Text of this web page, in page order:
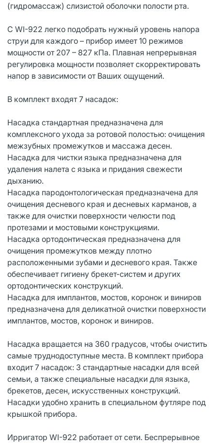
(гидромассаж) слизистой оболочки полости рта.
С WI-922 легко подобрать нужный уровень напора
струи для каждого – прибор имеет 10 режимов
мощности от 207 – 827 кПа. Плавная непрерывная
регулировка мощности позволяет скорректировать
напор в зависимости от Ваших ощущений.
В комплект входят 7 насадок:
Насадка стандартная предназначена для
комплексного ухода за ротовой полостью: очищения
межзубных промежутков и массажа десен.
Насадка для чистки языка предназначена для
удаления налета с языка и придания свежести
дыханию.
Насадка пародонтологическая предназначена для
очищения десневого края и десневых карманов, а
также для очистки поверхности челюсти под
протезами и мостовыми конструкциями.
Насадка ортодонтическая предназначена для
очищения промежутков между плотно
расположенными зубами и десневого края. Также
обеспечивает гигиену брекет-систем и других
ортодонтических конструкций.
Насадка для имплантов, мостов, коронок и виниров
предназначена для деликатной очистки поверхности
имплантов, мостов, коронок и виниров.
Насадка вращается на 360 градусов, чтобы очистить
самые труднодоступные места. В комплект прибора
входит 7 насадок: 3 стандартные насадки для всей
семьи, а также специальные насадки для языка,
брекетов, десен, искусственных конструкций.
Насадки удобно хранить в специальном футляре под
крышкой прибора.
Ирригатор WI-922 работает от сети. Беспрерывное